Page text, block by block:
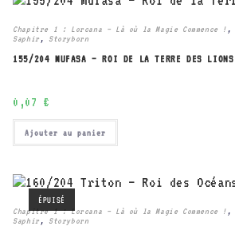
Chapitre 1 : Lorcana – Là où la Magie Commence ! ,
Saphir , Storyborn
155/204 MUFASA – ROI DE LA TERRE DES LIONS
0,07 €
Ajouter au panier
ÉPUISÉ
Chapitre 1 : Lorcana – Là où la Magie Commence ! ,
Saphir , Storyborn